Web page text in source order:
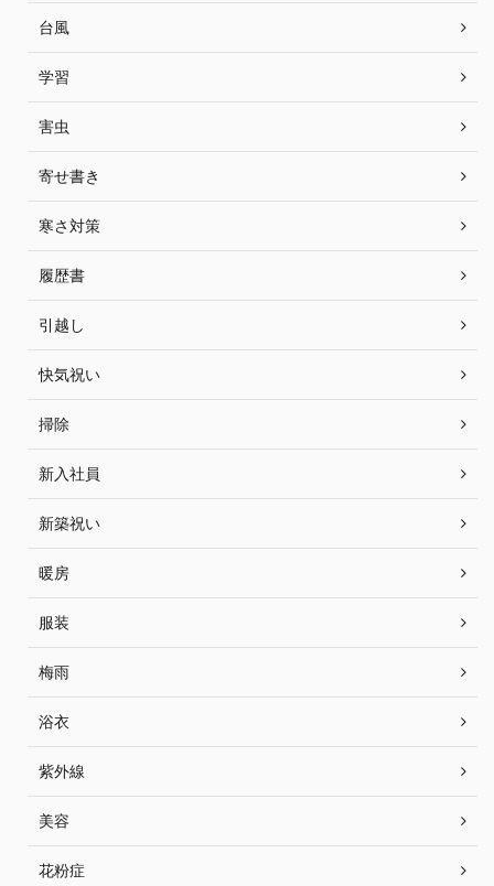
台風
学習
害虫
寄せ書き
寒さ対策
履歴書
引越し
快気祝い
掃除
新入社員
新築祝い
暖房
服装
梅雨
浴衣
紫外線
美容
花粉症